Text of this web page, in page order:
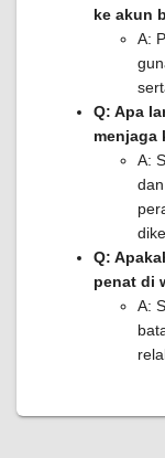
ke akun
A:
Q: Apa
menjaga
A:
Q:
penat di
A: